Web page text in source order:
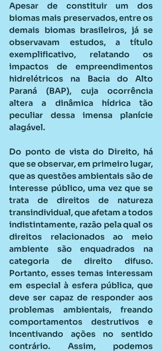
Apesar de constituir um dos
biomas mais preservados, entre os
demais biomas brasileiros, já se
observavam estudos, a título
exemplificativo, relatando os
impactos de empreendimentos
hidrelétricos na Bacia do Alto
Paraná (BAP), cuja ocorrência
altera a dinâmica hídrica tão
peculiar dessa imensa planície
alagável.
Do ponto de vista do Direito, há
que se observar, em primeiro lugar,
que as questões ambientais são de
interesse público, uma vez que se
trata de direitos de natureza
transindividual, que afetam a todos
indistintamente, razão pela qual os
direitos relacionados ao meio
ambiente são enquadrados na
categoria de direito difuso.
Portanto, esses temas interessam
em especial à esfera pública, que
deve ser capaz de responder aos
problemas ambientais, freando
comportamentos destrutivos e
incentivando ações no sentido
contrário. Assim, podemos